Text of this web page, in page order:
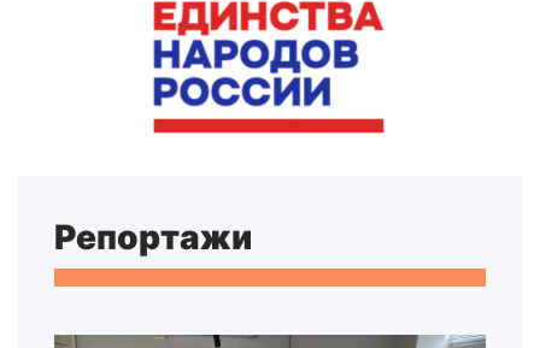
Репортажи